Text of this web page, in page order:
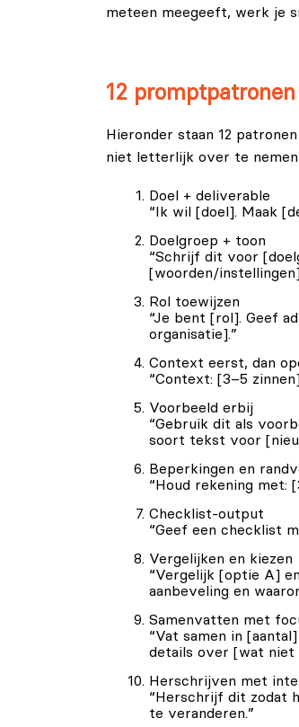
meteen meegeeft, werk je
12
Hieronder staan 12
niet letterlijk over te
Doel + deliverable
“Ik wil [doel]. Maak
Doelgroep + toon
“Schrijf dit voor
[woorden/
Rol toewijzen
“Je bent [rol]. Geef
organisatie].”
Context eerst, dan
“Context: [3–5
Voorbeeld erbij
“Gebruik dit als
soort tekst voor
Beperkingen en
“Houd rekening met:
Checklist-output
“Geef een checklist
Vergelijken en kiezen
“Vergelijk [optie A]
aanbeveling en
Samenvatten met
“Vat samen in
details over [wat niet
Herschrijven met
“Herschrijf dit zodat
te veranderen.”